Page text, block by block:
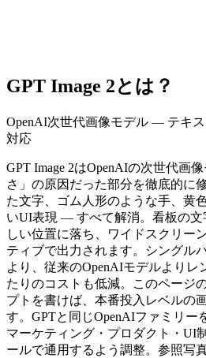
GPT Image 2とは？
OpenAI次世代画像モデル — テキ
対応
GPT Image 2はOpenAIの次世代画
さ」の原因だった部分を徹底的に
た文字、ゴム人形のような手、黄
いUI表現 — すべて解消。看板の文
しい位置に落ち、ワイドスクリー
ティブで出力されます。シングル
より、従来のOpenAIモデルよりレ
たりのコストも低減。このページ
プトを書けば、本番投入レベルの
す。GPTと同じOpenAIファミリー
マーケティング・プロダクト・UI
ールで通用するよう調整。参照写